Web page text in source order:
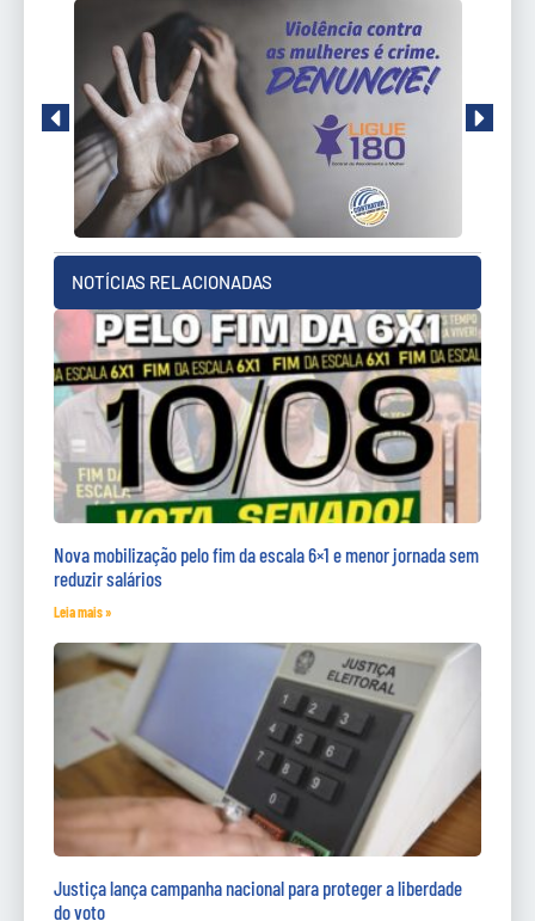
NOTÍCIAS RELACIONADAS
Nova mobilização pelo fim da escala 6×1 e menor jornada sem
reduzir salários
Leia mais »
Justiça lança campanha nacional para proteger a liberdade
do voto